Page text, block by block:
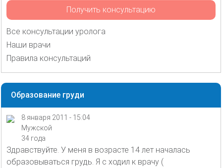
Получить консультацию
Все консультации уролога
Наши врачи
Правила консультаций
Образование груди
8 января 2011 - 15:04
Мужской
34 года
Здравствуйте. У меня в возрасте 14 лет началась
образовываться грудь. Я с ходил к врачу (